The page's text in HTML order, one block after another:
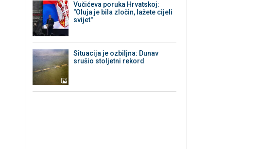
Vučićeva poruka Hrvatskoj:
"Oluja je bila zločin, lažete cijeli
svijet"
Situacija je ozbiljna: Dunav
srušio stoljetni rekord